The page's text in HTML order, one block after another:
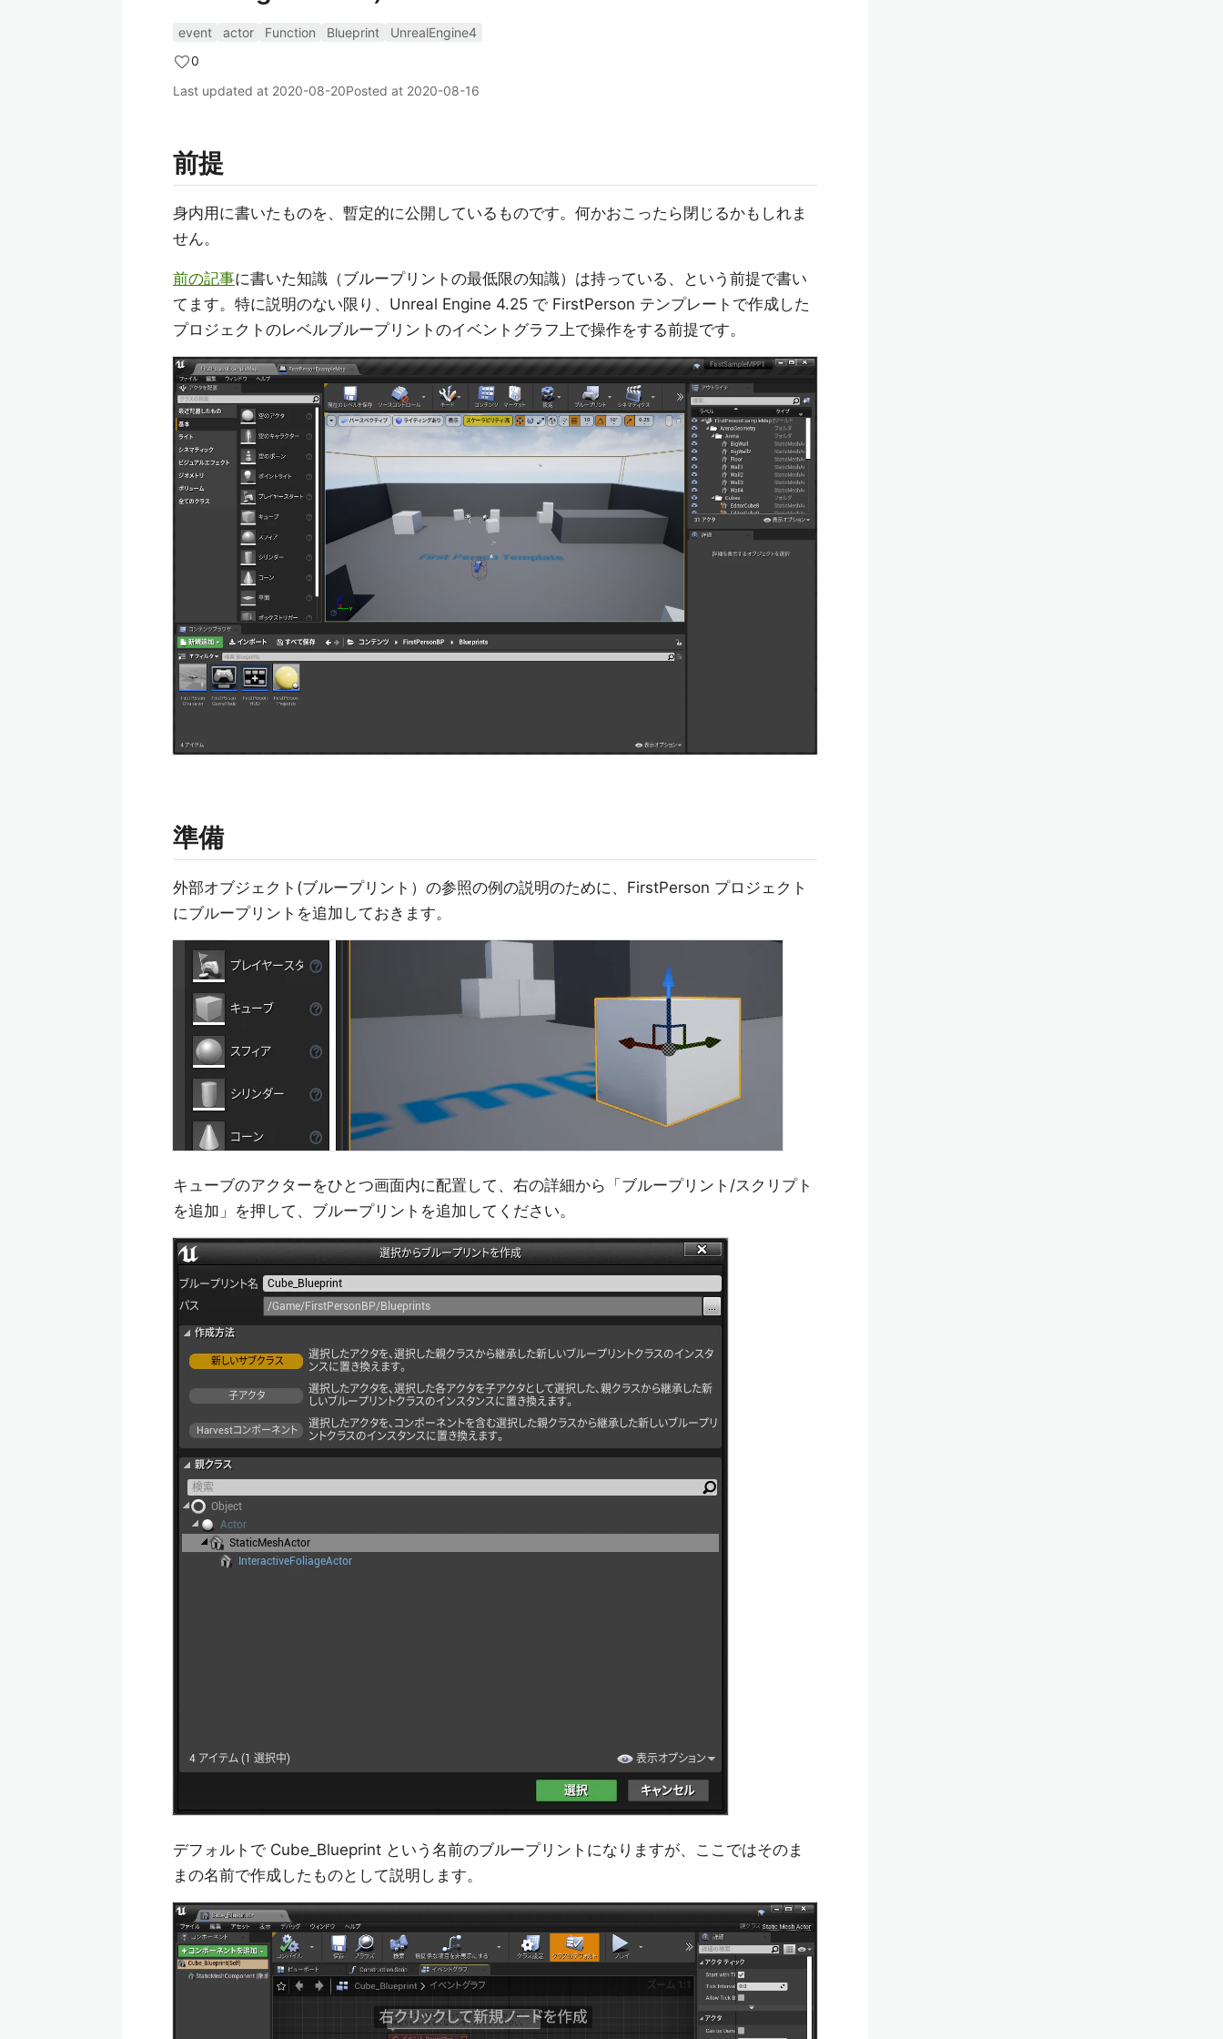
event actor Function Blueprint
UnrealEngine4
0
Last updated at 2020-08-20Posted at 2020-08-16
前提
身内用に書いたものを、暫定的に公開しているものです。何かおこったら閉じるかもしれま
せん。
前の記事に書いた知識（ブループリントの最低限の知識）は持っている、という前提で書い
てます。特に説明のない限り、Unreal Engine 4.25 で FirstPerson テンプレートで作成した
プロジェクトのレベルブループリントのイベントグラフ上で操作をする前提です。
準備
外部オブジェクト(ブループリント）の参照の例の説明のために、FirstPerson プロジェクト
にブループリントを追加しておきます。
キューブのアクターをひとつ画面内に配置して、右の詳細から「ブループリント/スクリプト
を追加」を押して、ブループリントを追加してください。
デフォルトで Cube_Blueprint という名前のブループリントになりますが、ここではそのま
まの名前で作成したものとして説明します。